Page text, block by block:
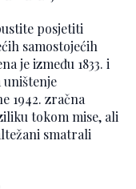
posjetiti
samostojećih
je između 1833. i
uništenje
1942. zračna
tokom mise, ali
smatrali